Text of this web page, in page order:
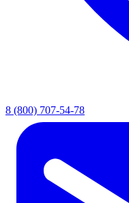
8 (800) 707-54-78